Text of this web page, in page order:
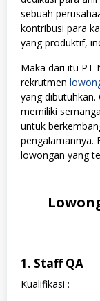
sebuah
kontribusi para
yang produktif,
Maka dari itu PT
rekrutmen
yang
memiliki
untuk
pengalamannya.
lowongan yang
1. Staff QA
Kualifikasi :